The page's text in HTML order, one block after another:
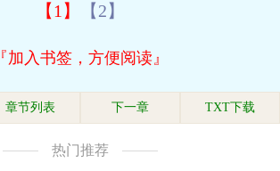
【1】 【2】
『加入书签，方便阅读』
章节列表 下一章 TXT下载
热门推荐